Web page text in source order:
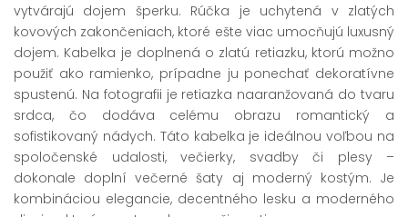
vytvárajú dojem šperku. Rúčka je uchytená v zlatých
kovových zakončeniach, ktoré ešte viac umocňujú luxusný
dojem. Kabelka je doplnená o zlatú retiazku, ktorú možno
použiť ako ramienko, prípadne ju ponechať dekoratívne
spustenú. Na fotografii je retiazka naaranžovaná do tvaru
srdca, čo dodáva celému obrazu romantický a
sofistikovaný nádych. Táto kabelka je ideálnou voľbou na
spoločenské udalosti, večierky, svadby či plesy –
dokonale doplní večerné šaty aj moderný kostým. Je
kombináciou elegancie, decentného lesku a moderného